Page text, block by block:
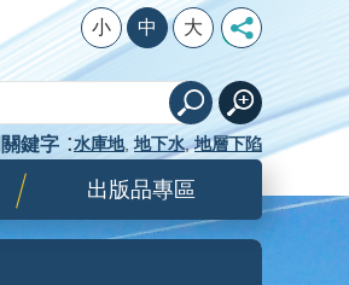
小 中 大
鍵字 水庫地 地下水 地層下陷
出版品專區